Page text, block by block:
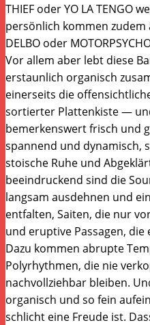
THIEF oder YO LA TENGO
persönlich kommen zudem
DELBO oder
Vor allem aber lebt diese
erstaunlich organisch
einerseits die
sortierter Plattenkiste —
bemerkenswert frisch und
spannend und dynamisch,
stoische Ruhe und
beeindruckend sind die
langsam ausdehnen und
entfalten, Saiten, die nur
und eruptive Passagen,
Dazu kommen abrupte
Polyrhythmen, die nie
nachvollziehbar bleiben.
organisch und so fein
schlicht eine Freude ist.